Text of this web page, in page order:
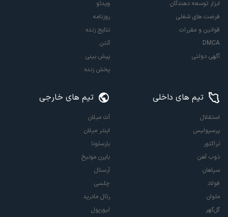
ابزار توسعه دهندگان
فرصت های شغلی
قوانین و مقررات
DMCA
آگهی دولتی
ویدئو
روزنامه
نتایج زنده
آنتن
پیش بینی
پخش زنده
تیم های داخلی
استقلال
پرسپولیس
تراکتور
ذوب آهن
سپاهان
فولاد
ملوان
گل‌گهر
تیم های خارجی
آث میلان
اینتر میلان
بارسلونا
بایرن مونیخ
آرسنال
چلسی
رئال مادرید
لیورپول